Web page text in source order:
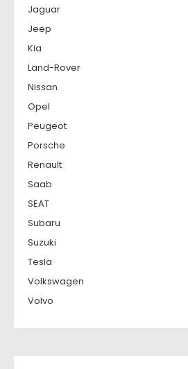
Jaguar
Jeep
Kia
Land-Rover
Nissan
Opel
Peugeot
Porsche
Renault
Saab
SEAT
Subaru
Suzuki
Tesla
Volkswagen
Volvo